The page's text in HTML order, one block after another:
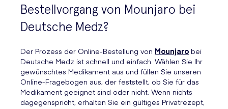
Bestellvorgang von Mounjaro bei
Deutsche Medz?
Der Prozess der Online-Bestellung von Mounjaro bei
Deutsche Medz ist schnell und einfach. Wählen Sie Ihr
gewünschtes Medikament aus und füllen Sie unseren
Online-Fragebogen aus, der feststellt, ob Sie für das
Medikament geeignet sind oder nicht. Wenn nichts
dagegenspricht, erhalten Sie ein gültiges Privatrezept,